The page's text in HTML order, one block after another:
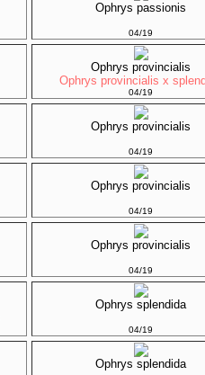
Ophrys passionis
04/19
Ophrys provincialis
Ophrys provincialis x
04/19
Ophrys provincialis
04/19
Ophrys provincialis
04/19
Ophrys provincialis
04/19
Ophrys splendida
04/19
Ophrys splendida